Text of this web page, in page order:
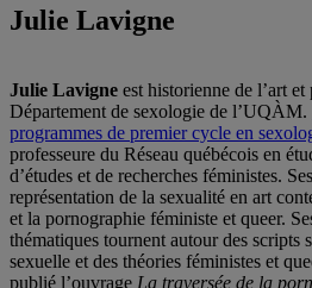
Julie Lavigne
Julie Lavigne est historienne de l’art
Département de sexologie de l’UQÀM.
programmes de premier cycle en
professeure du Réseau québécois en
d’études et de recherches féministes.
représentation de la sexualité en art
et la pornographie féministe et queer.
thématiques tournent autour des scripts
sexuelle et des théories féministes et
publié l’ouvrage La traversée de la